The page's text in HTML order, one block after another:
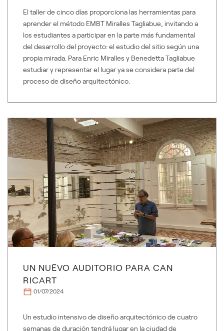
El taller de cinco días proporciona las herramientas para
aprender el método EMBT Miralles Tagliabue, invitando a
los estudiantes a participar en la parte más fundamental
del desarrollo del proyecto: el estudio del sitio según una
propia mirada. Para Enric Miralles y Benedetta Tagliabue
estudiar y representar el lugar ya se considera parte del
proceso de diseño arquitectónico.
UN NUEVO AUDITORIO PARA CAN
RICART
01/07/2024
Un estudio intensivo de diseño arquitectónico de cuatro
semanas de duración tendrá lugar en la ciudad de